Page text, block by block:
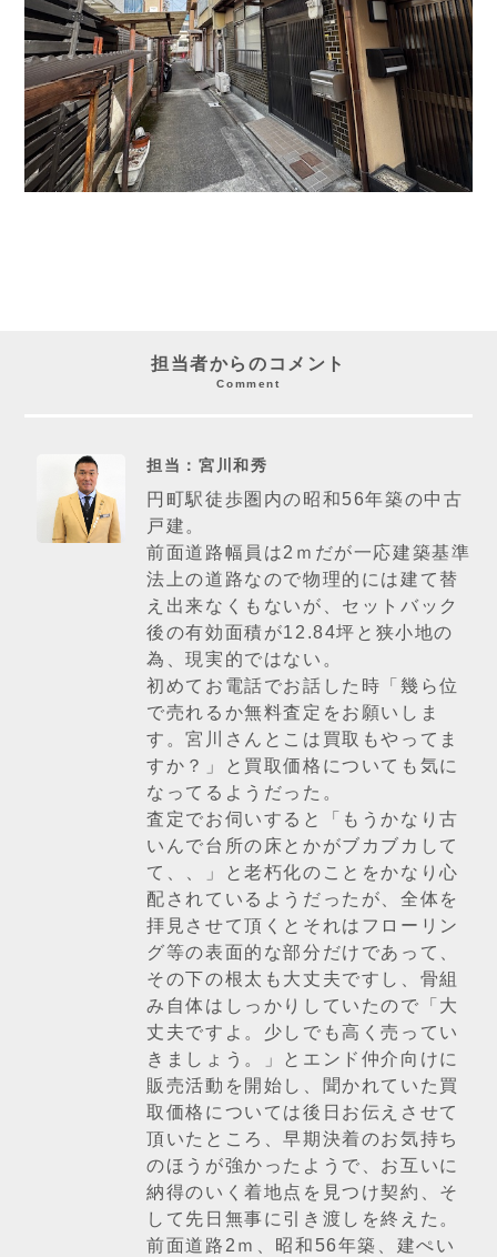
担当者からのコメント
Comment
担当：宮川和秀
円町駅徒歩圏内の昭和56年築の中古
戸建。
前面道路幅員は2ｍだが一応建築基準
法上の道路なので物理的には建て替
え出来なくもないが、セットバック
後の有効面積が12.84坪と狭小地の
為、現実的ではない。
初めてお電話でお話した時「幾ら位
で売れるか無料査定をお願いしま
す。宮川さんとこは買取もやってま
すか？」と買取価格についても気に
なってるようだった。
査定でお伺いすると「もうかなり古
いんで台所の床とかがブカブカして
て、、」と老朽化のことをかなり心
配されているようだったが、全体を
拝見させて頂くとそれはフローリン
グ等の表面的な部分だけであって、
その下の根太も大丈夫ですし、骨組
み自体はしっかりしていたので「大
丈夫ですよ。少しでも高く売ってい
きましょう。」とエンド仲介向けに
販売活動を開始し、聞かれていた買
取価格については後日お伝えさせて
頂いたところ、早期決着のお気持ち
のほうが強かったようで、お互いに
納得のいく着地点を見つけ契約、そ
して先日無事に引き渡しを終えた。
前面道路2ｍ、昭和56年築、建ぺい